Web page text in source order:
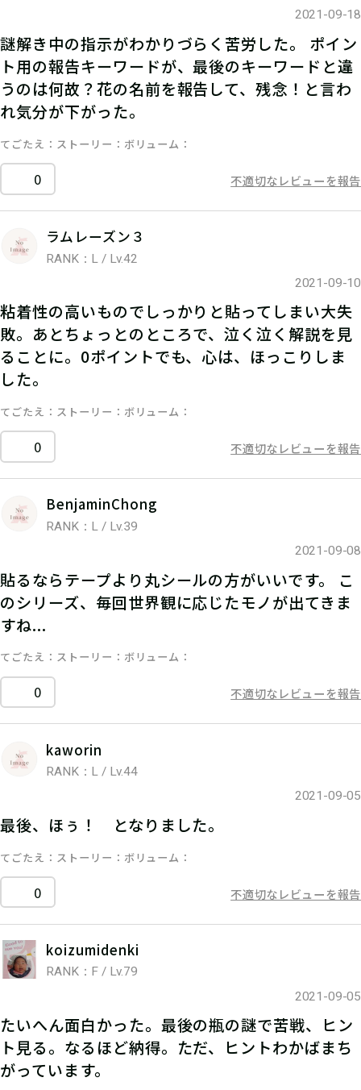
2021-09-18
謎解き中の指示がわかりづらく苦労した。 ポイン
ト用の報告キーワードが、最後のキーワードと違
うのは何故？花の名前を報告して、残念！と言わ
れ気分が下がった。
てごたえ ストーリー ボリューム
0 不適切なレビューを報告
ラムレーズン３
RANK：L / Lv.42
2021-09-10
粘着性の高いものでしっかりと貼ってしまい大失
敗。あとちょっとのところで、泣く泣く解説を見
ることに。0ポイントでも、心は、ほっこりしま
した。
てごたえ ストーリー ボリューム
0 不適切なレビューを報告
BenjaminChong
RANK：L / Lv.39
2021-09-08
貼るならテープより丸シールの方がいいです。 こ
のシリーズ、毎回世界観に応じたモノが出てきま
すね...
てごたえ ストーリー ボリューム
0 不適切なレビューを報告
kaworin
RANK：L / Lv.44
2021-09-05
最後、ほぅ！ となりました。
てごたえ ストーリー ボリューム
0 不適切なレビューを報告
koizumidenki
RANK：F / Lv.79
2021-09-05
たいへん面白かった。最後の瓶の謎で苦戦、ヒン
ト見る。なるほど納得。ただ、ヒントわかばまち
がっています。